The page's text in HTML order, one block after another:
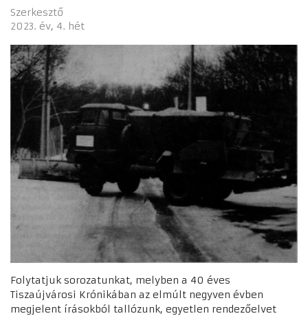
Szerkesztő
2023. év 4. hét
Folytatjuk sorozatunkat, melyben a 40 éves
Tiszaújvárosi Krónikában az elmúlt negyven évben
megjelent írásokból tallózunk, egyetlen rendezőelvet